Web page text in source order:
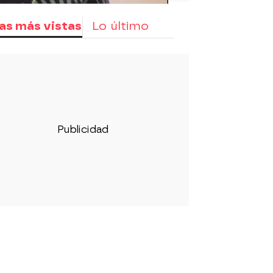
más vistas Lo último